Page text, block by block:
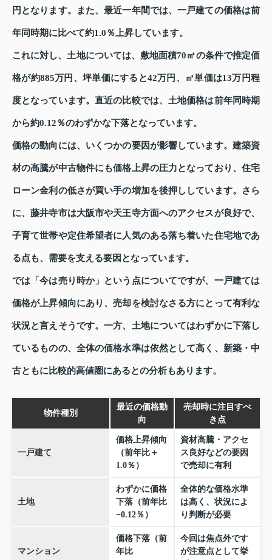
円となります。また、最近一年間では、一戸建ての価格は前
年同時期に比べて約1.0％上昇しています。
これに対し、土地については、敷地面積70㎡の条件で推定価
格が約885万円、坪単価にすると42万円、㎡単価は13万円程
度となっています。直近の比較では、土地価格は前年同時期
から約0.12％のわずかな下落となっています。
価格の動向には、いくつかの要因が影響しています。建築資
材の高騰が中古物件にも価格上昇の圧力となっており、住宅
ローン金利の低さが買い手の増加を後押ししています。さら
に、藤井寺市は大阪市や天王寺方面へのアクセスが良好で、
子育て世帯や定住希望者に人気のある落ち着いた住宅地であ
る点も、需要を支える要因となっています。
では「今は売り時か」という点についてですが、一戸建ては
価格が上昇傾向にあり、売却を検討なさる方にとって有利な
状況と言えそうです。一方、土地についてはわずかに下落し
ているものの、全体の価格水準は依然として高く、新築・中
古ともに比較的高値圏にあるとの分析もあります。
物件種別
最近の価格動
向
売却時に注目すべ
き点
一戸建て
価格上昇傾向
（前年比＋
1.0％）
資材高騰・アクセ
ス良好などの要因
で売却に有利
土地
わずかに価格
下落（前年比
−0.12％）
全体的な価格水準
は高く、状況によ
り判断が必要
マンション
価格下落（前
年比
今回は焦点外です
が注意点として挙